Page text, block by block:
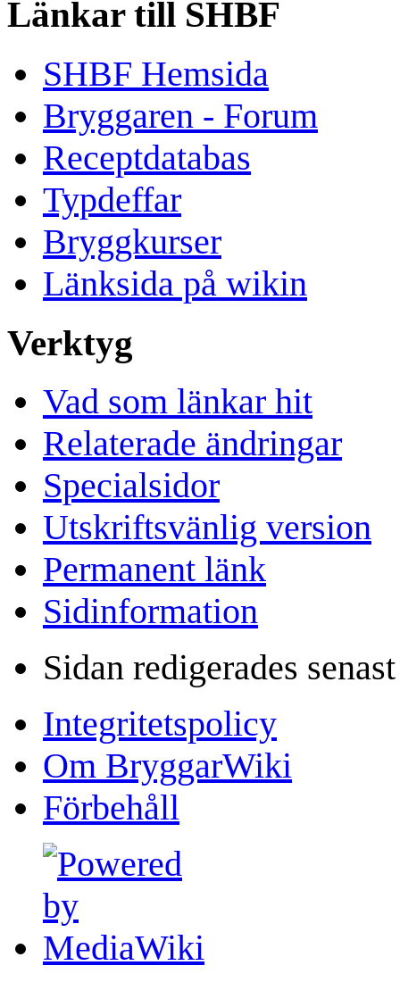
Länkar till SHBF
SHBF Hemsida
Bryggaren - Forum
Receptdatabas
Typdeffar
Bryggkurser
Länksida på wikin
Verktyg
Vad som länkar hit
Relaterade ändringar
Specialsidor
Utskriftsvänlig version
Permanent länk
Sidinformation
Sidan redigerades
Integritetspolicy
Om BryggarWiki
Förbehåll